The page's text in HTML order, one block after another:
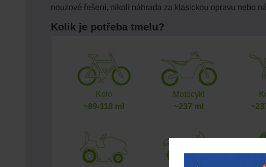
nouzové řešení, nikoli náhrada za klasickou opravu nebo
Kolik je potřeba tmelu?
Kolo
~89-118 ml
Motocykl
~237 ml